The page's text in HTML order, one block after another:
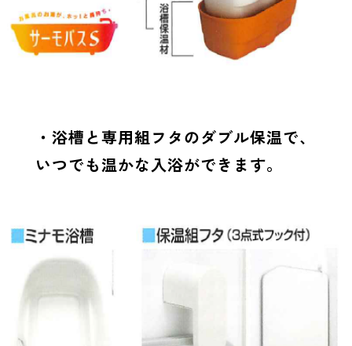
・浴槽と専用組フタのダブル保温で、
いつでも温かな入浴ができます。